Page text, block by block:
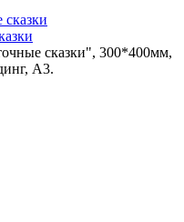
сказки", 300*400мм,
А3.